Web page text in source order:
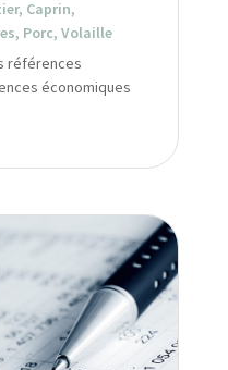
, Caprin,
, Porc, Volaille
références
économiques